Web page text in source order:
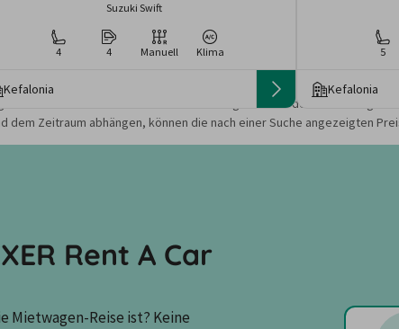
Suzuki Swift
4 4 Manuell Klima
Kefalonia
5
Kefalonia
und Preise basieren auf den Suchergebnissen der letzten Tage.
dem Zeitraum abhängen, können die nach einer Suche angezeigten
Rent A Car
Mietwagen-Reise ist? Keine